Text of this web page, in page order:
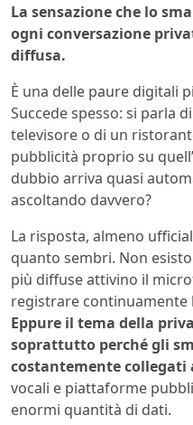
La sensazione che lo
ogni conversazione
diffusa.
È una delle paure digitali
Succede spesso: si parla
televisore o di un
pubblicità proprio su
dubbio arriva quasi
ascoltando davvero?
La risposta, almeno
quanto sembri. Non
più diffuse attivino il
registrare continuamente
Eppure il tema della
soprattutto perché gli
costantemente collegati
vocali e piattaforme
enormi quantità di dati.